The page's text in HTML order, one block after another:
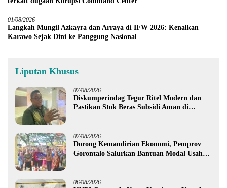
01/08/2026
Langkah Mungil Azkayra dan Arraya di IFW 2026: Kenalkan
Karawo Sejak Dini ke Panggung Nasional
Liputan Khusus
07/08/2026
Diskumperindag Tegur Ritel Modern dan
Pastikan Stok Beras Subsidi Aman di
07/08/2026
Dorong Kemandirian Ekonomi, Pemprov
Gorontalo Salurkan Bantuan Modal Usaha
06/08/2026